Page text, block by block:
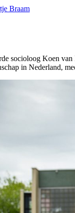
Braam
socioloog Koen
in Nederland,